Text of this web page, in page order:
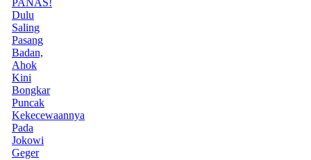
Dulu
Saling
Pasang
Badan,
Ahok
Kini
Bongkar
Puncak
Kekecewaannya
Pada
Jokowi
Geger